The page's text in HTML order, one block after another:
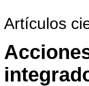
Artículos